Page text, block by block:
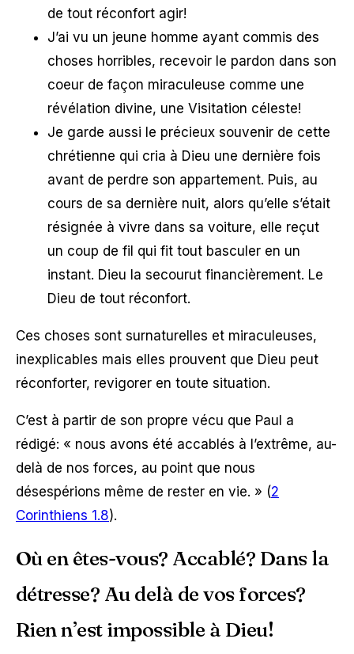
de tout réconfort agir!
J’ai vu un jeune homme ayant commis des
choses horribles, recevoir le pardon dans son
coeur de façon miraculeuse comme une
révélation divine, une Visitation céleste!
Je garde aussi le précieux souvenir de cette
chrétienne qui cria à Dieu une dernière fois
avant de perdre son appartement. Puis, au
cours de sa dernière nuit, alors qu’elle s’était
résignée à vivre dans sa voiture, elle reçut
un coup de fil qui fit tout basculer en un
instant. Dieu la secourut financièrement. Le
Dieu de tout réconfort.
Ces choses sont surnaturelles et miraculeuses,
inexplicables mais elles prouvent que Dieu peut
réconforter, revigorer en toute situation.
C’est à partir de son propre vécu que Paul a
rédigé: « nous avons été accablés à l’extrême, au-
delà de nos forces, au point que nous
désespérions même de rester en vie. » (2
Corinthiens 1.8).
Où en êtes-vous? Accablé? Dans la
détresse? Au delà de vos forces?
Rien n’est impossible à Dieu!